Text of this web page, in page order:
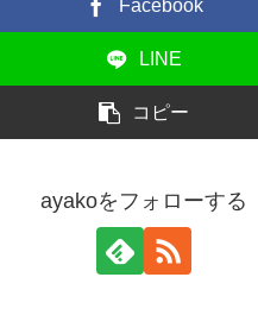
Facebook
LINE
コピー
ayakoをフォローする